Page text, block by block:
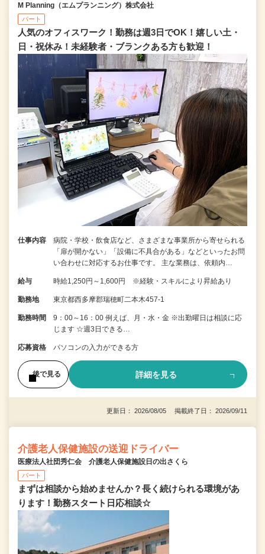
M Planning（エムプランニング）株式会社
パート
人気のオフィスワーク！勤務は週3日でOK！嬉しい土・
日・祝休み！未経験者・ブランクある方も歓迎！
仕事内容
病院・学校・飲食店など、さまざまな事業所から寄せられる
「扉が開かない」「設備に不具合がある」などといったお問
い合わせに対応するお仕事です。 主な業務は、依頼内…
給与 時給1,250円～1,600円 ※経験・スキルにより昇給あり
勤務地 東京都西多摩郡瑞穂町二本木457-1
勤務時間
9：00～16：00 例えば、月・水・金 ※出勤曜日は相談に応
じます ☆週3日できる…
応募資格 パソコンの入力ができる方
後で見る 詳細を見る
更新日： 2026/08/05 掲載終了日： 2026/09/11
介護老人保健施設の送迎ドライバー
医療法人社団秀仁会 介護老人保健施設日の出さくら
パート
まずは相談から始めませんか？長く続けられる環境があ
ります！勤務スタート日応相談☆